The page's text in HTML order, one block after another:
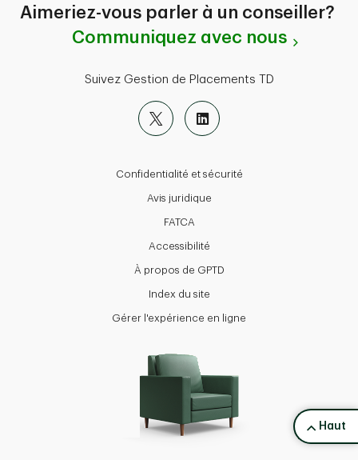
Aimeriez-vous parler à un conseiller?
Communiquez avec nous
Suivez Gestion de Placements TD
Confidentialité et sécurité
Avis juridique
FATCA
Accessibilité
À propos de GPTD
Index du site
Gérer l'expérience en ligne
back to
Haut